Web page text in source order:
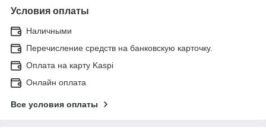
Условия оплаты
Наличными
Перечисление средств на банковскую карточку.
Оплата на карту Kaspi
Онлайн оплата
Все условия оплаты